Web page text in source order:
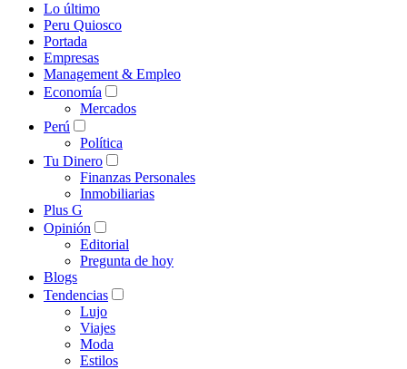
Lo último
Peru Quiosco
Portada
Empresas
Management & Empleo
Economía
Mercados
Perú
Política
Tu Dinero
Finanzas Personales
Inmobiliarias
Plus G
Opinión
Editorial
Pregunta de hoy
Blogs
Tendencias
Lujo
Viajes
Moda
Estilos